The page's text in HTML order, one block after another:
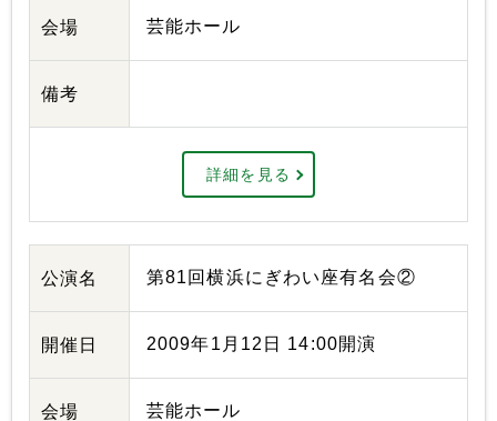
会場 芸能ホール
備考
詳細を見る
公演名 第81回横浜にぎわい座有名会②
開催日 2009年1月12日 14:00開演
会場 芸能ホール